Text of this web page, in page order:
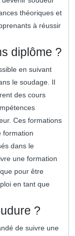
théoriques et
à réussir
diplôme ?
en suivant
le soudage. Il
des cours
Ces formations
formation
dans le
une formation
pour être
en tant que
?
de suivre une